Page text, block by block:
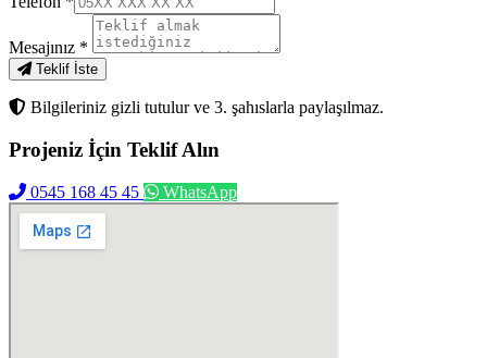
Mesajınız *
Teklif İste
Bilgileriniz gizli tutulur ve 3. şahıslarla paylaşılmaz.
Projeniz İçin Teklif Alın
0545 168 45 45 WhatsApp